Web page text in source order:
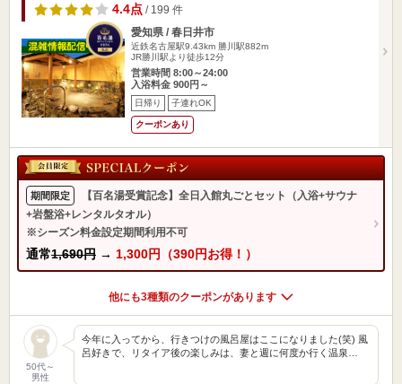
4.4点/ 199 件
愛知県 / 春日井市
近鉄名古屋駅9.43km 勝川駅882m
JR勝川駅より徒歩12分
営業時間 8:00～24:00
入浴料金 900円～
日帰り 子連れOK
クーポンあり
期間限定
【百名湯受賞記念】全日入館丸ごとセット（入浴+サウナ
+岩盤浴+レンタルタオル）
※シーズン料金設定期間利用不可
通常1,690円 → 1,300円（390円お得！）
他にも3種類のクーポンがあります
50代～
男性
今年に入ってから、行きつけの風呂屋はここになりました(笑) 風
呂好きで、リタイア後の楽しみは、妻と週に何度か行く温泉…